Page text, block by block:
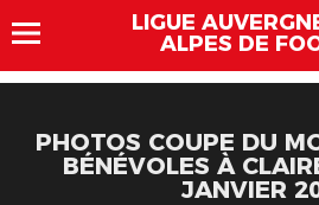
LIGUE
ALPES DE
PHOTOS COUPE DU
BÉNÉVOLES À
JANVIER